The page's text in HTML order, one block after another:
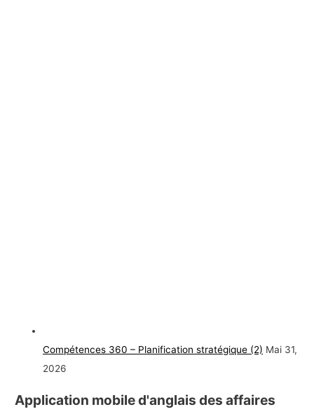
Compétences 360 – Planification stratégique (2) Mai 31,
2026
Application mobile d'anglais des affaires